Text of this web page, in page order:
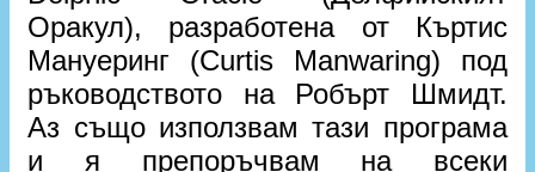
Оракул), разработена от Къртис
Мануеринг (Curtis Manwaring) под
ръководството на Робърт Шмидт.
Аз също използвам тази програма
и я препоръчвам на всеки